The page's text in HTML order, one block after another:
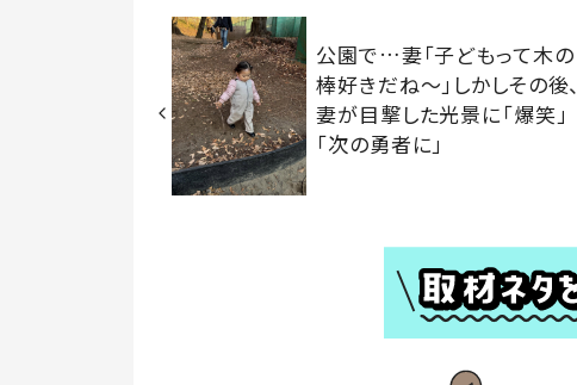
公園で…妻「子どもって木の
棒好きだね～」しかしその後、
妻が目撃した光景に「爆笑」
「次の勇者に」